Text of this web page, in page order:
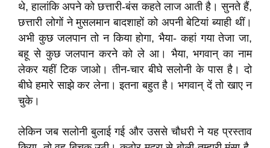
थे, हालांकि अपने को छत्तारी-बंस कहते लाज आती है। सुनते हैं,
छत्तारी लोगों ने मुसलमान बादशाहों को अपनी बेटियां ब्याही थीं।
अभी कुछ जलपान तो न किया होगा, भैया- कहां गया तेजा जा,
बहू से कुछ जलपान करने को ले आ। भैया, भगवान् का नाम
लेकर यहीं टिक जाओ। तीन-चार बीघे सलोनी के पास है। दो
बीघे हमारे साझे कर लेना। इतना बहुत है। भगवान् दें तो खाए न
चुके।
लेकिन जब सलोनी बुलाई गई और उससे चौधरी ने यह प्रस्ताव